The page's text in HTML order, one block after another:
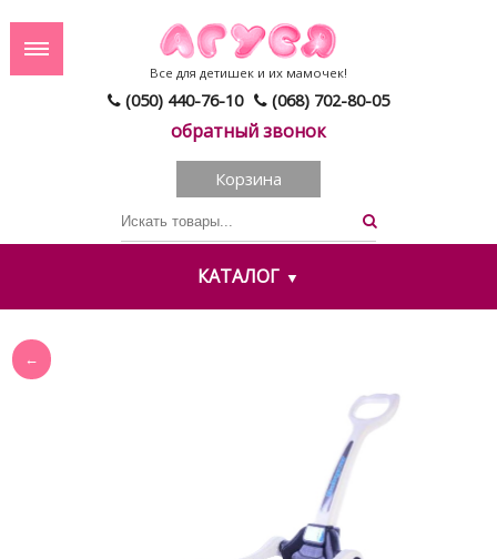
(050) 440-76-10 (068) 702-80-05
обратный звонок
Все для детишек и их мамочек!
Корзина
КАТАЛОГ